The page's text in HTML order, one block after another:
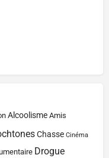
Alcoolisme Amis
Chasse Cinéma
Drogue